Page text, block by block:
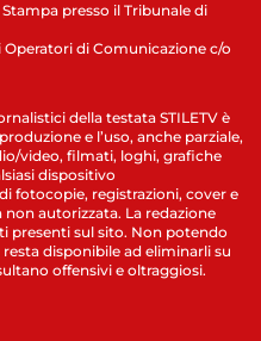
presso il Tribunale di
di Comunicazione c/o
della testata STILETV è
e l’uso, anche parziale,
video, filmati, loghi, grafiche
dispositivo
fotocopie, registrazioni, cover e
autorizzata. La redazione
presenti sul sito. Non potendo
disponibile ad eliminarli su
offensivi e oltraggiosi.